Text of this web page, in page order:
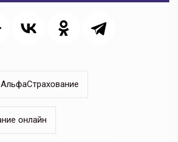
АльфаСтрахование
онлайн